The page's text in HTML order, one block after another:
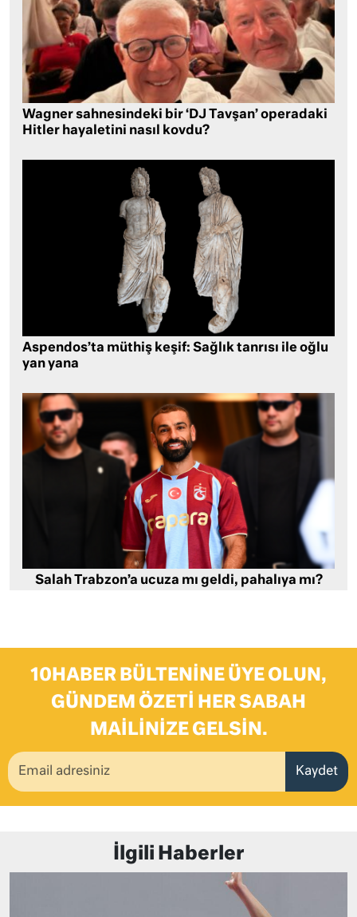
Wagner sahnesindeki bir ‘DJ Tavşan’ operadaki
Hitler hayaletini nasıl kovdu?
Aspendos’ta müthiş keşif: Sağlık tanrısı ile oğlu
yan yana
Salah Trabzon’a ucuza mı geldi, pahalıya mı?
10HABER BÜLTENINE ÜYE OLUN,
GÜNDEM ÖZETI HER SABAH
MAILINIZE GELSIN.
Kaydet
İlgili Haberler